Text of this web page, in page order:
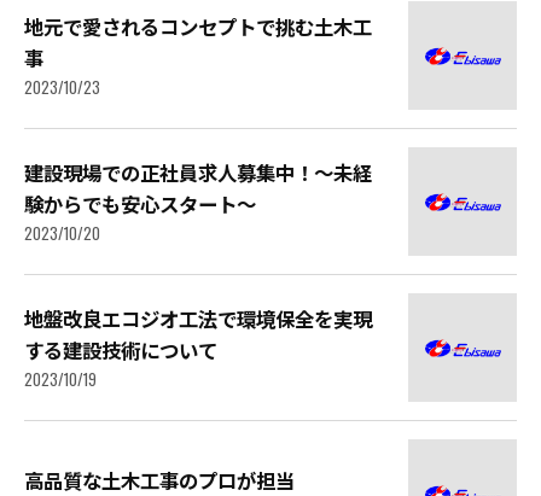
地元で愛されるコンセプトで挑む土木工
事
2023/10/23
建設現場での正社員求人募集中！～未経
験からでも安心スタート～
2023/10/20
地盤改良エコジオ工法で環境保全を実現
する建設技術について
2023/10/19
高品質な土木工事のプロが担当